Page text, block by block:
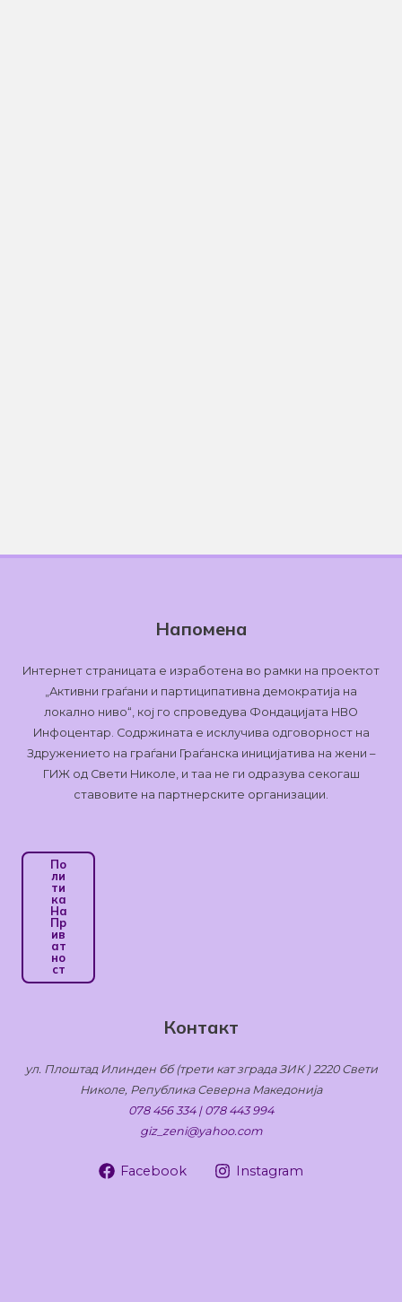
Напомена
Интернет страницата е изработена во рамки на проектот
„Активни граѓани и партиципативна демократија на
локално ниво“, кој го спроведува Фондацијата НВО
Инфоцентар. Содржината е исклучива одговорност на
Здружението на граѓани Граѓанска иницијатива на жени –
ГИЖ од Свети Николе, и таа не ги одразува секогаш
ставовите на партнерските организации.
По
Ли
Ти
Ка
На
Пр
Ив
Ат
Но
Ст
Контакт
ул. Плоштад Илинден бб (трети кат зграда ЗИК ) 2220 Свети
Николе, Република Северна Македонија
078 456 334 | 078 443 994
giz_zeni@yahoo.com
Facebook Instagram